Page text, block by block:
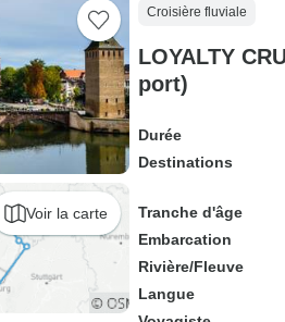
Voir la carte
Croisière fluviale
LOYALTY
port)
Durée
Destinations
Tranche d'âge
Embarcation
Rivière/Fleuve
Langue